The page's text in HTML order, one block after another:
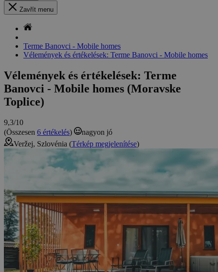
Zavřít menu
Terme Banovci - Mobile homes
Vélemények és értékelések: Terme Banovci - Mobile homes
Vélemények és értékelések: Terme
Banovci - Mobile homes (Moravske
Toplice)
9,3/10
(Összesen 6 értékelés)
nagyon jó
Veržej, Szlovénia (Térkép megjelenítése)